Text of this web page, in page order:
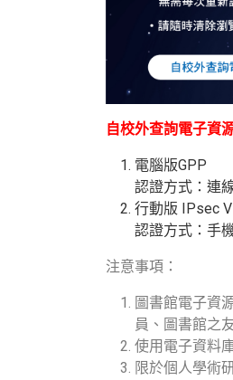
自校外查詢電子資
電腦版GPP
認證方式：連
行動版 IPsec
認證方式：手
注意事項：
圖書館電子資
員、圖書館之
使用電子資料
限於個人學術